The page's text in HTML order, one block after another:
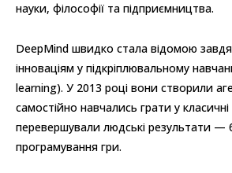
науки, філософії та підприємництва.
DeepMind швидко стала відомою
інноваціям у підкріплювальному
learning). У 2013 році вони створили
самостійно навчались грати у
перевершували людські результати —
програмування гри.